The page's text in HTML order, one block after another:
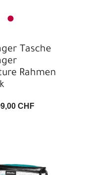
Tasche
Rahmen
CHF